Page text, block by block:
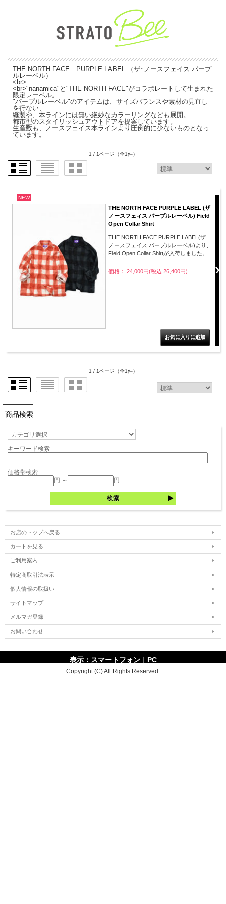
THE NORTH FACE PURPLE LABEL （ザ･ノースフェイス パープ
ルレーベル）
<br>
<br>"nanamica"と"THE NORTH FACE"がコラボレートして生まれた
限定レーベル。
"パープルレーベル"のアイテムは、サイズバランスや素材の見直し
を行ない、
縫製や、本ラインには無い絶妙なカラーリングなども展開。
都市型のスタイリッシュアウトドアを提案しています。
生産数も、ノースフェイス本ラインより圧倒的に少ないものとなっ
ています。
1 / 1ページ （全1件）
NEW
THE NORTH FACE PURPLE LABEL (ザ
ノースフェィス パープルレーベル) Field
Open Collar Shirt
THE NORTH FACE PURPLE LABEL(ザ
ノースフェイス パープルレーベル)より、
Field Open Collar Shirtが入荷しました。
価格： 24,000円(税込 26,400円)
1 / 1ページ （全1件）
商品検索
キーワード検索
価格帯検索
円 ～
円
お店のトップへ戻る
カートを見る
ご利用案内
特定商取引法表示
個人情報の取扱い
サイトマップ
メルマガ登録
お問い合わせ
表示：スマートフォン｜ PC
Copyright (C) All Rights Reserved.